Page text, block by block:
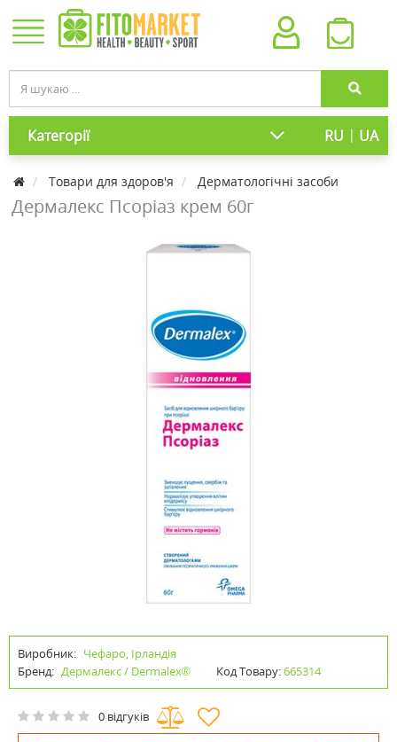
Категорії RU | UA
Товари для здоров'я Дерматологічні засоби
Дермалекс Псоріаз крем 60г
Виробник: Чефаро, Ірландія
Бренд: Дермалекс / Dermalex® Код Товару:665314
0 відгуків